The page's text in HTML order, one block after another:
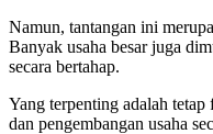
Namun, tantangan ini
Banyak usaha besar juga
secara bertahap.
Yang terpenting adalah
dan pengembangan usaha